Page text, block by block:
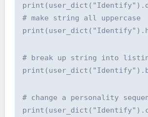
# make string all uppercase
# break up string into
# change a personality